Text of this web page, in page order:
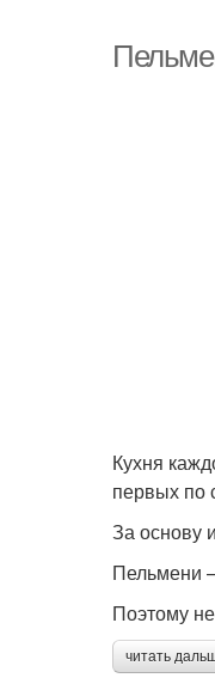
Кухня
первых по
За основу
Пельмени
Поэтому
читать